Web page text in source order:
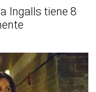
Ingalls tiene 8